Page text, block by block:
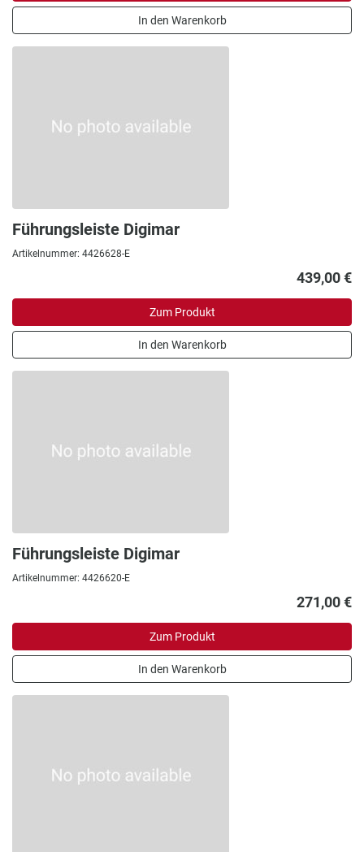
In den Warenkorb
Führungsleiste Digimar
Artikelnummer: 4426628-E
439,00 €
Zum Produkt
In den Warenkorb
Führungsleiste Digimar
Artikelnummer: 4426620-E
271,00 €
Zum Produkt
In den Warenkorb